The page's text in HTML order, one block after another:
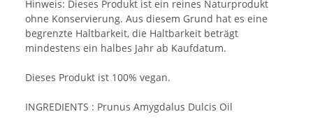
Hinweis: Dieses Produkt ist ein reines Naturprodukt
ohne Konservierung. Aus diesem Grund hat es eine
begrenzte Haltbarkeit, die Haltbarkeit beträgt
mindestens ein halbes Jahr ab Kaufdatum.
Dieses Produkt ist 100% vegan.
INGREDIENTS : Prunus Amygdalus Dulcis Oil